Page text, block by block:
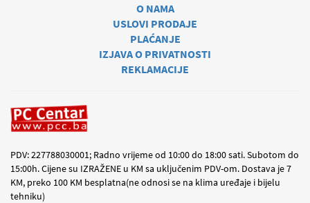
O NAMA
USLOVI PRODAJE
PLAĆANJE
IZJAVA O PRIVATNOSTI
REKLAMACIJE
PDV: 227788030001; Radno vrijeme od 10:00 do 18:00 sati. Subotom do
15:00h. Cijene su IZRAŽENE u KM sa uključenim PDV-om. Dostava je 7
KM, preko 100 KM besplatna(ne odnosi se na klima uređaje i bijelu
tehniku)